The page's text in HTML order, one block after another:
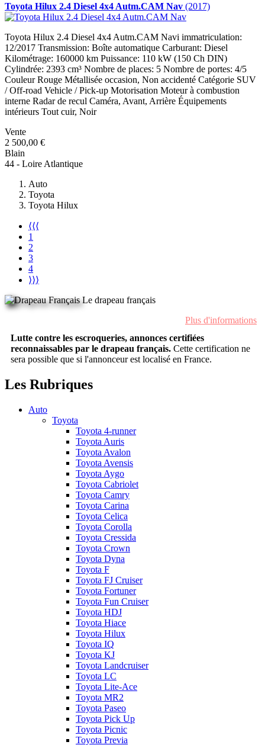
Toyota Hilux 2.4 Diesel 4x4 Autm.CAM Nav (2017)
Toyota Hilux 2.4 Diesel 4x4 Autm.CAM Navi immatriculation:
12/2017 Transmission: Boîte automatique Carburant: Diesel
Kilométrage: 160000 km Puissance: 110 kW (150 Ch DIN)
Cylindrée: 2393 cm³ Nombre de places: 5 Nombre de portes: 4/5
Couleur Rouge Métallisée occasion, Non accidenté Catégorie SUV
/ Off-road Vehicle / Pick-up Motorisation Moteur à combustion
interne Radar de recul Caméra, Avant, Arrière Équipements
intérieurs Tout cuir, Noir
Vente
2 500,00 €
Blain
44 - Loire Atlantique
Auto
Toyota
Toyota Hilux
⟨⟨⟨
1
2
3
4
⟩⟩⟩
Le drapeau français
Plus d'informations
Lutte contre les escroqueries, annonces certifiées
reconnaissables par le drapeau français. Cette certification ne
sera possible que si l'annonceur est localisé en France.
Les Rubriques
Auto
Toyota
Toyota 4-runner
Toyota Auris
Toyota Avalon
Toyota Avensis
Toyota Aygo
Toyota Cabriolet
Toyota Camry
Toyota Carina
Toyota Celica
Toyota Corolla
Toyota Cressida
Toyota Crown
Toyota Dyna
Toyota F
Toyota FJ Cruiser
Toyota Fortuner
Toyota Fun Cruiser
Toyota HDJ
Toyota Hiace
Toyota Hilux
Toyota IQ
Toyota KJ
Toyota Landcruiser
Toyota LC
Toyota Lite-Ace
Toyota MR2
Toyota Paseo
Toyota Pick Up
Toyota Picnic
Toyota Previa